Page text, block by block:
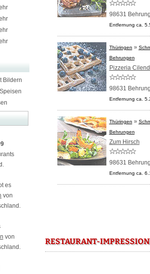
Bildern
es
von
von
98631
Entfernung ca.
Thüringen »
Behrungen
Pizzeria
98631
Entfernung ca.
Thüringen »
Behrungen
Zum Hirsch
98631
Entfernung ca.
RESTAURANT-